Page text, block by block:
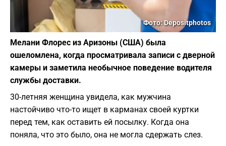
Фото: Depositphotos
Мелани Флорес из Аризоны (США) была
ошеломлена, когда просматривала записи с дверной
камеры и заметила необычное поведение водителя
службы доставки.
30-летняя женщина увидела, как мужчина
настойчиво что-то ищет в карманах своей куртки
перед тем, как оставить ей посылку. Когда она
поняла, что это было, она не могла сдержать слез.